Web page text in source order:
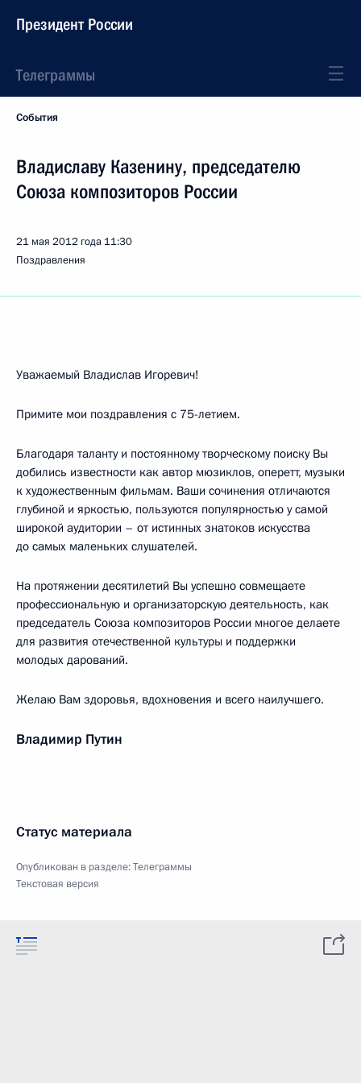
Президент России
Телеграммы
События
Владиславу Казенину, председателю
Союза композиторов России
21 мая 2012 года 11:30
Поздравления
Уважаемый Владислав Игоревич!
Примите мои поздравления с 75-летием.
Благодаря таланту и постоянному творческому поиску Вы
добились известности как автор мюзиклов, оперетт, музыки
к художественным фильмам. Ваши сочинения отличаются
глубиной и яркостью, пользуются популярностью у самой
широкой аудитории – от истинных знатоков искусства
до самых маленьких слушателей.
На протяжении десятилетий Вы успешно совмещаете
профессиональную и организаторскую деятельность, как
председатель Союза композиторов России многое делаете
для развития отечественной культуры и поддержки
молодых дарований.
Желаю Вам здоровья, вдохновения и всего наилучшего.
Владимир Путин
Статус материала
Опубликован в разделе:Телеграммы
Текстовая версия